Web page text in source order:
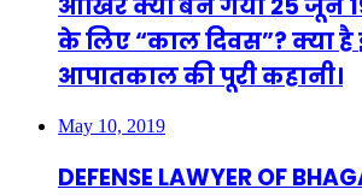
के लिए “काल दिवस”? क्या है
आपातकाल की पूरी कहानी।
May 10, 2019
DEFENSE LAWYER OF